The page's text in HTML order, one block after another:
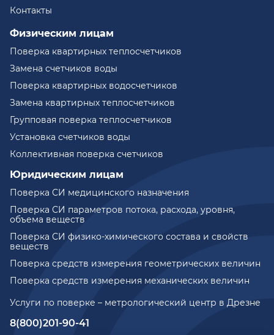
Услуги по поверке – метрологический центр в Дрезне
8(800)201-90-41
Контакты
Физическим лицам
Поверка квартирных теплосчетчиков
Замена счетчиков воды
Поверка квартирных водосчетчиков
Замена квартирных теплосчетчиков
Групповая поверка теплосчетчиков
Установка счетчиков воды
Коллективная поверка счетчиков
Юридическим лицам
Поверка СИ медицинского назначения
Поверка СИ параметров потока, расхода, уровня,
объема веществ
Поверка СИ физико-химического состава и свойств
веществ
Поверка средств измерения геометрических величин
Поверка средств измерения механических величин